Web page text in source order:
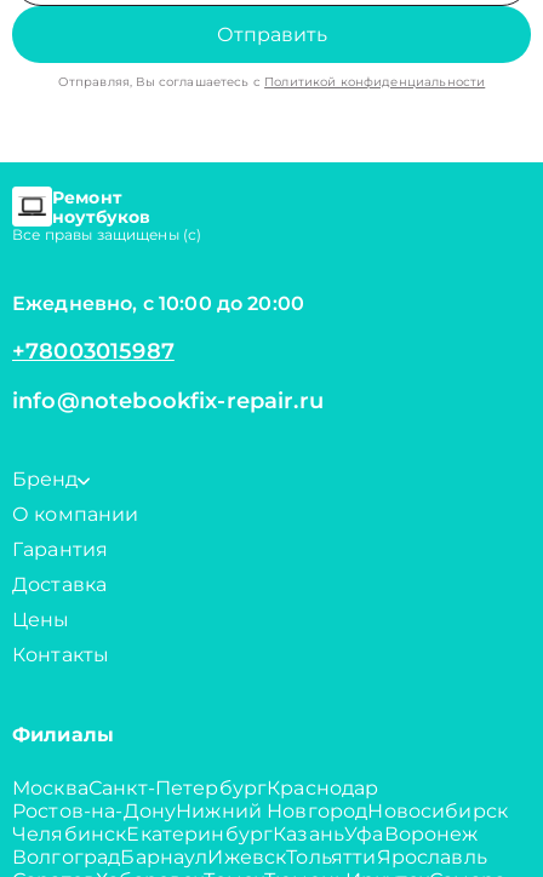
Отправить
Отправляя, Вы соглашаетесь с Политикой конфиденциальности
Ремонт
ноутбуков
Все правы защищены (с)
Ежедневно, с 10:00 до 20:00
+78003015987
info@notebookfix-repair.ru
Бренд
О компании
Гарантия
Доставка
Цены
Контакты
Филиалы
МоскваСанкт-ПетербургКраснодар
Ростов-на-ДонуНижний НовгородНовосибирск
ЧелябинскЕкатеринбургКазаньУфаВоронеж
ВолгоградБарнаулИжевскТольяттиЯрославль